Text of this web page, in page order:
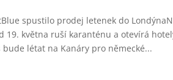
spustilo prodej letenek do
19. května ruší karanténu a otevírá
létat na Kanáry pro německé...